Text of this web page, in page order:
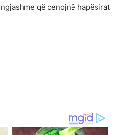
që cenojnë hapësirat